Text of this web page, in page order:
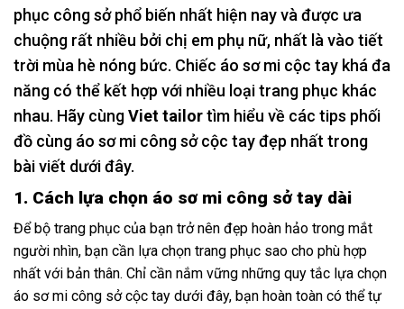
phục công sở phổ biến nhất hiện nay và được ưa
chuộng rất nhiều bởi chị em phụ nữ, nhất là vào tiết
trời mùa hè nóng bức. Chiếc áo sơ mi cộc tay khá đa
năng có thể kết hợp với nhiều loại trang phục khác
nhau. Hãy cùngViet tailortìm hiểu về các tips phối
đồ cùng áo sơ mi công sở cộc tay đẹp nhất trong
bài viết dưới đây.
1. Cách lựa chọn áo sơ mi công sở tay dài
Để bộ trang phục của bạn trở nên đẹp hoàn hảo trong mắt
người nhìn, bạn cần lựa chọn trang phục sao cho phù hợp
nhất với bản thân. Chỉ cần nắm vững những quy tắc lựa chọn
áo sơ mi công sở cộc tay dưới đây, bạn hoàn toàn có thể tự